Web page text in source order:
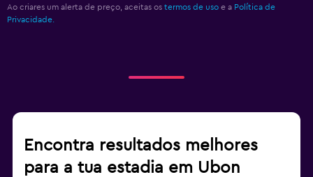
Ao criares um alerta de preço, aceitas os termos de uso e a Política de
Privacidade.
Encontra resultados melhores
para a tua estadia em Ubon